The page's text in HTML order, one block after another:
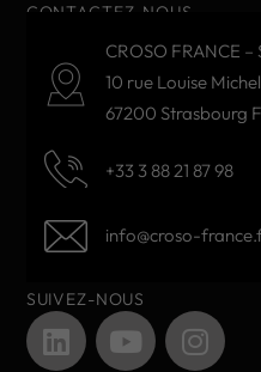
CONTACTEZ-NOUS
CROSO FRANCE –
10 rue Louise Michel
67200 Strasbourg
+33 3 88 21 87 98
info@croso-
SUIVEZ-NOUS